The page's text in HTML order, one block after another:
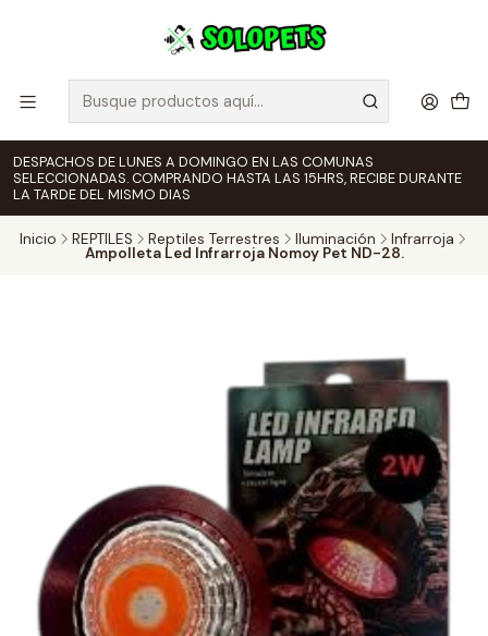
DESPACHOS DE LUNES A DOMINGO EN LAS COMUNAS
SELECCIONADAS. COMPRANDO HASTA LAS 15HRS, RECIBE DURANTE
LA TARDE DEL MISMO DIAS
Inicio REPTILES Reptiles Terrestres Iluminación Infrarroja
Ampolleta Led Infrarroja Nomoy Pet ND-28.